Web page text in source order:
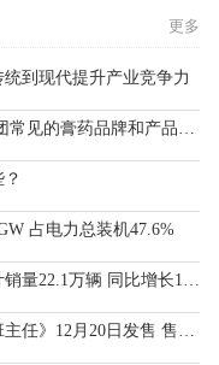
更多
到现代提升产业竞争力
膏药品牌和产品有哪些？
占电力总装机47.6%
万辆 同比增长147.9%！
12月20日发售 售价19元